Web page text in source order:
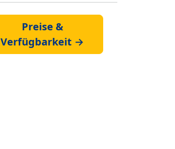
Preise &
Verfügbarkeit →